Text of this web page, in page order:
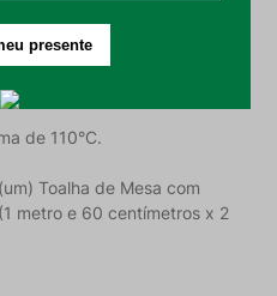
temperatura máxima de
a temperatura
de 110°C.
Toalha de Mesa com
metro e 60 centímetros x 2